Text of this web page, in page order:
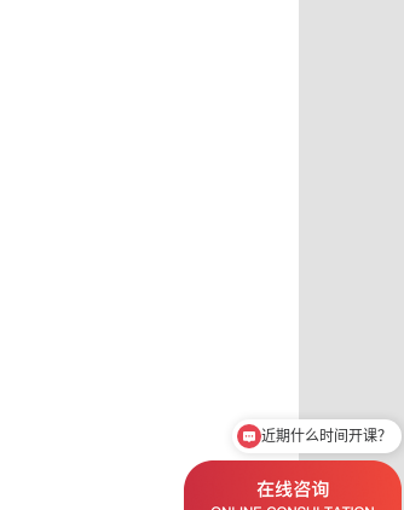
近期什么时间开课？